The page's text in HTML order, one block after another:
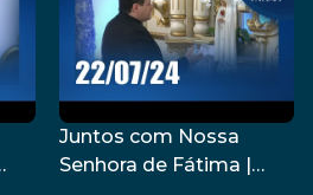
Juntos com Nossa
Senhora de Fátima |